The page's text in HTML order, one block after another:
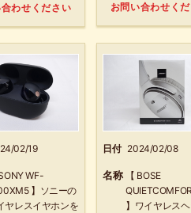
わせください お問い合わせく
02/19
SONY WF-
】ソニーの
ヤレスイヤホンを
日付 2024/02/08
名称
【 BOSE
】ワイヤレス